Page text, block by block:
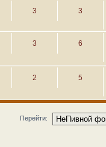
3 3
3 6
2 5
Перейти: